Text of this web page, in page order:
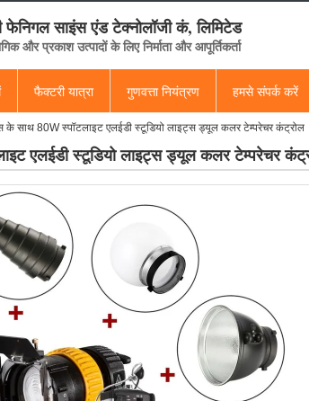
फेनिगल साइंस एंड टेक्नोलॉजी कं, लिमिटेड
और प्रकाश उत्पादों के लिए निर्माता और आपूर्तिकर्ता
फैक्टरी यात्रा गुणवत्ता नियंत्रण हमसे संपर्क करें
साथ 80W स्पॉटलाइट एलईडी स्टूडियो लाइट्स ड्यूल कलर टेम्परेचर कंट्रोल
एलईडी स्टूडियो लाइट्स ड्यूल कलर टेम्परेचर